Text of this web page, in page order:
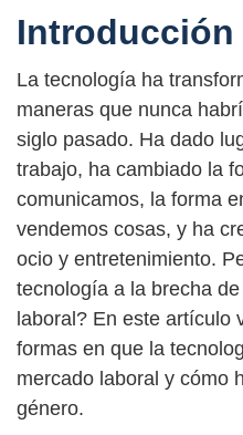
Introducción
La tecnología ha
maneras que nunca
siglo pasado. Ha dado
trabajo, ha cambiado la
comunicamos, la forma
vendemos cosas, y ha
ocio y entretenimiento.
tecnología a la brecha
laboral? En este artículo
formas en que la
mercado laboral y cómo
género.